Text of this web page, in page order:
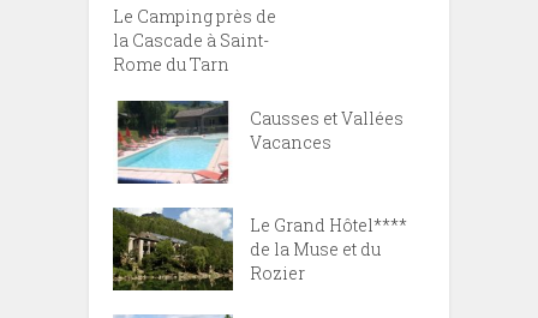
Le Camping près de
la Cascade à Saint-
Rome du Tarn
Causses et Vallées
Vacances
Le Grand Hôtel****
de la Muse et du
Rozier